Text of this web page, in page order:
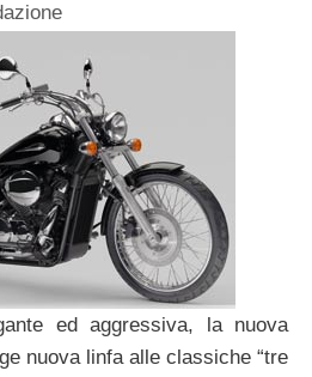
ed aggressiva, la nuova
nuova linfa alle classiche “tre